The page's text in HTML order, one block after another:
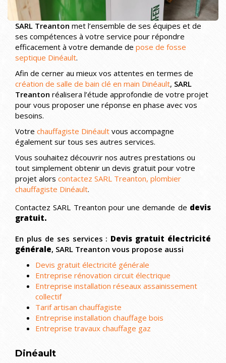
SARL Treanton met l’ensemble de ses équipes et de
ses compétences à votre service pour répondre
efficacement à votre demande de pose de fosse
septique Dinéault.
Afin de cerner au mieux vos attentes en termes de
création de salle de bain clé en main Dinéault, SARL
Treanton réalisera l’étude approfondie de votre projet
pour vous proposer une réponse en phase avec vos
besoins.
Votre chauffagiste Dinéault vous accompagne
également sur tous ses autres services.
Vous souhaitez découvrir nos autres prestations ou
tout simplement obtenir un devis gratuit pour votre
projet alors contactez SARL Treanton, plombier
chauffagiste Dinéault.
Contactez SARL Treanton pour une demande de devis
gratuit.
En plus de ses services : Devis gratuit électricité
générale, SARL Treanton vous propose aussi
Devis gratuit électricité générale
Entreprise rénovation circuit électrique
Entreprise installation réseaux assainissement
collectif
Tarif artisan chauffagiste
Entreprise installation chauffage bois
Entreprise travaux chauffage gaz
Dinéault